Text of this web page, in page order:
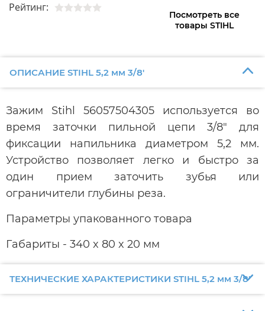
Рейтинг:
Посмотреть все
товары STIHL
ОПИСАНИЕ STIHL 5,2 мм 3/8'
Зажим Stihl 56057504305 используется во
время заточки пильной цепи 3/8" для
фиксации напильника диаметром 5,2 мм.
Устройство позволяет легко и быстро за
один прием заточить зубья или
ограничители глубины реза.
Параметры упакованного товара
Габариты - 340 x 80 x 20 мм
ТЕХНИЧЕСКИЕ ХАРАКТЕРИСТИКИ STIHL 5,2 мм 3/8'